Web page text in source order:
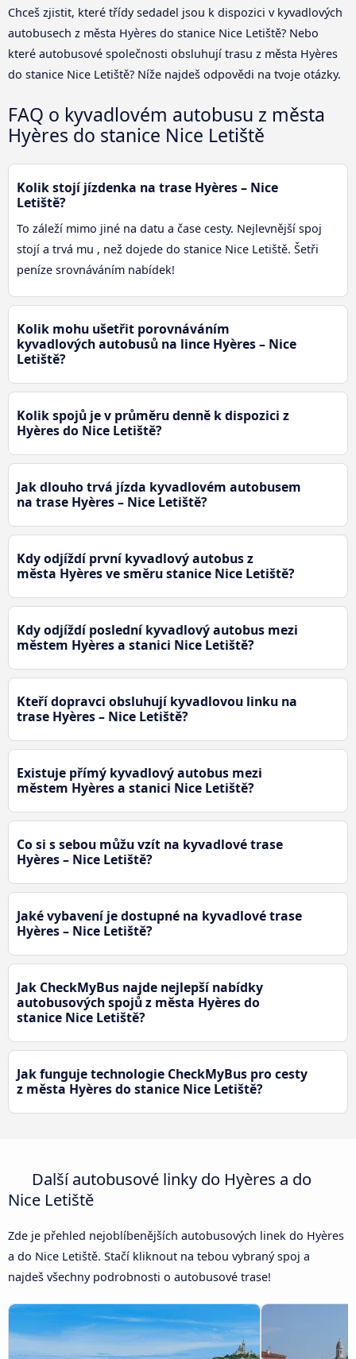
Chceš zjistit, které třídy sedadel jsou k dispozici v kyvadlových
autobusech z města Hyères do stanice Nice Letiště? Nebo
které autobusové společnosti obsluhují trasu z města Hyères
do stanice Nice Letiště? Níže najdeš odpovědi na tvoje otázky.
FAQ o kyvadlovém autobusu z města
Hyères do stanice Nice Letiště
Kolik stojí jízdenka na trase Hyères – Nice
Letiště?
To záleží mimo jiné na datu a čase cesty. Nejlevnější spoj
stojí a trvá mu , než dojede do stanice Nice Letiště. Šetři
peníze srovnáváním nabídek!
Kolik mohu ušetřit porovnáváním
kyvadlových autobusů na lince Hyères – Nice
Letiště?
Kolik spojů je v průměru denně k dispozici z
Hyères do Nice Letiště?
Jak dlouho trvá jízda kyvadlovém autobusem
na trase Hyères – Nice Letiště?
Kdy odjíždí první kyvadlový autobus z
města Hyères ve směru stanice Nice Letiště?
Kdy odjíždí poslední kyvadlový autobus mezi
městem Hyères a stanici Nice Letiště?
Kteří dopravci obsluhují kyvadlovou linku na
trase Hyères – Nice Letiště?
Existuje přímý kyvadlový autobus mezi
městem Hyères a stanici Nice Letiště?
Co si s sebou můžu vzít na kyvadlové trase
Hyères – Nice Letiště?
Jaké vybavení je dostupné na kyvadlové trase
Hyères – Nice Letiště?
Jak CheckMyBus najde nejlepší nabídky
autobusových spojů z města Hyères do
stanice Nice Letiště?
Jak funguje technologie CheckMyBus pro cesty
z města Hyères do stanice Nice Letiště?
Další autobusové linky do Hyères a do
Nice Letiště
Zde je přehled nejoblíbenějších autobusových linek do Hyères
a do Nice Letiště. Stačí kliknout na tebou vybraný spoj a
najdeš všechny podrobnosti o autobusové trase!